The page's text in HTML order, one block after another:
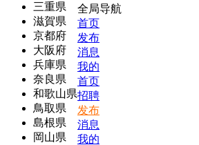
三重県
滋賀県
京都府
大阪府
兵庫県
奈良県
和歌山県
鳥取県
島根県
岡山県
全局导航
首页
发布
消息
我的
首页
招聘
发布
消息
我的